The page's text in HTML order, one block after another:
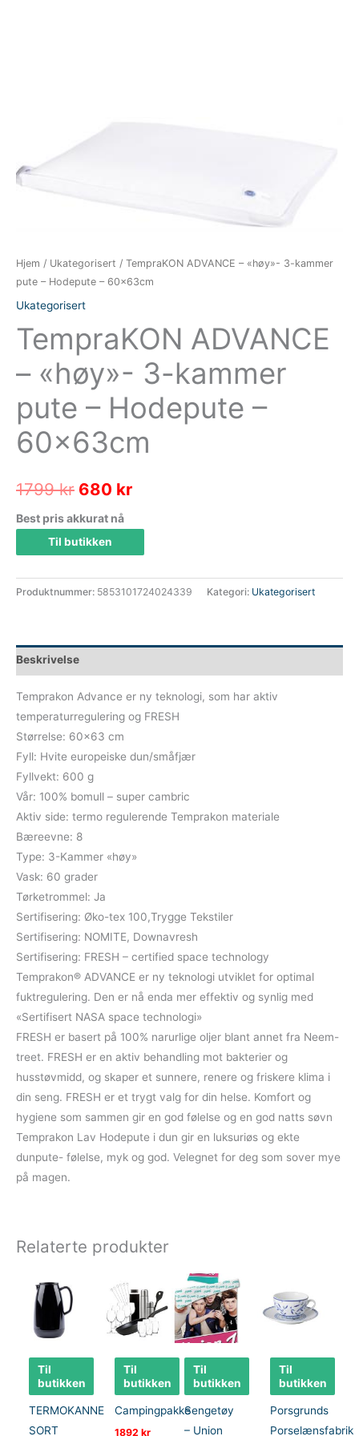
Hjem / Ukategorisert / TempraKON ADVANCE – «høy»- 3-kammer
pute – Hodepute – 60x63cm
Ukategorisert
TempraKON ADVANCE
– «høy»- 3-kammer
pute – Hodepute –
60x63cm
1799kr Opprinnelig
pris
var:
1799 kr.
680 krNåværende
er:
680 kr.
Best pris akkurat nå
Til butikken
Produktnummer: 5853101724024339 Kategori: Ukategorisert
Beskrivelse
Temprakon Advance er ny teknologi, som har aktiv
temperaturregulering og FRESH
Størrelse: 60×63 cm
Fyll: Hvite europeiske dun/småfjær
Fyllvekt: 600 g
Vår: 100% bomull – super cambric
Aktiv side: termo regulerende Temprakon materiale
Bæreevne: 8
Type: 3-Kammer «høy»
Vask: 60 grader
Tørketrommel: Ja
Sertifisering: Øko-tex 100,Trygge Tekstiler
Sertifisering: NOMITE, Downavresh
Sertifisering: FRESH – certified space technology
Temprakon® ADVANCE er ny teknologi utviklet for optimal
fuktregulering. Den er nå enda mer effektiv og synlig med
«Sertifisert NASA space technologi»
FRESH er basert på 100% narurlige oljer blant annet fra Neem-
treet. FRESH er en aktiv behandling mot bakterier og
husstøvmidd, og skaper et sunnere, renere og friskere klima i
din seng. FRESH er et trygt valg for din helse. Komfort og
hygiene som sammen gir en god følelse og en god natts søvn
Temprakon Lav Hodepute i dun gir en luksuriøs og ekte
dunpute- følelse, myk og god. Velegnet for deg som sover mye
på magen.
Relaterte produkter
Til
butikken
TERMOKANNE
SORT
Til
butikken
Campingpakke
1892kr
Til
butikken
Sengetøy
– Union
Til
butikken
Porsgrunds
Porselænsfabrik